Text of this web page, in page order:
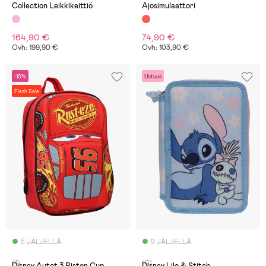
Collection Leikkikeittiö
164,90 €
Ovh: 199,90 €
Ajosimulaattori
74,90 €
Ovh: 103,90 €
-10%
Flash Sale
5 JÄLJELLÄ
(1)
Uutuus
9 JÄLJELLÄ
(0)